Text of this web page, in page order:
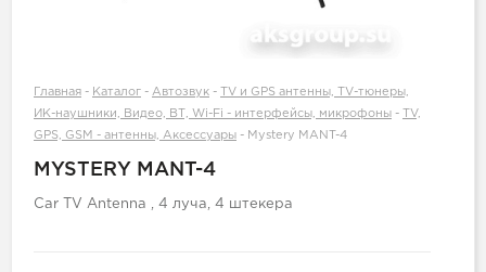
Главная - Каталог - Автозвук -
TV и GPS антенны, TV-тюнеры,
ИК-наушники, Видео, ВТ, Wi-Fi - интерфейсы, микрофоны -
TV,
GPS, GSM - антенны, Аксессуары - Mystery MANT-4
MYSTERY MANT-4
Car TV Antenna , 4 луча, 4 штекера